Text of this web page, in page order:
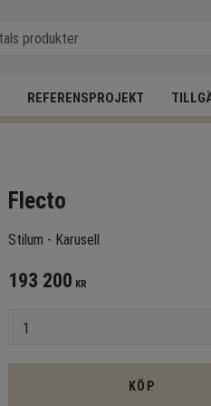
REFERENSPROJEKT
Flecto
Stilum - Karusell
193 200 KR
KÖP